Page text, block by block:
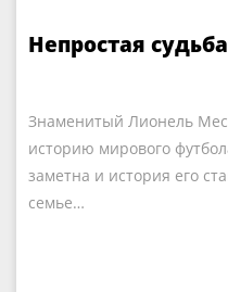
Непростая
Знаменитый Лионель
историю мирового
заметна и история его
семье…